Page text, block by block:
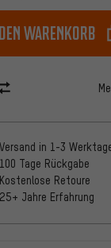
Warenkorb
Versand in 1-3
100 Tage Rückgabe
Kostenlose Retoure
25+ Jahre Erfahrung